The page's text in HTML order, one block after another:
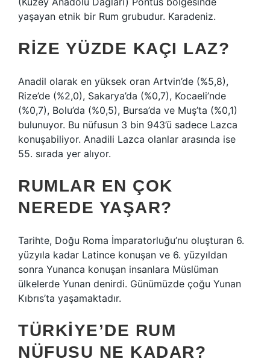
yaşayan etnik bir Rum grubudur. Karadeniz.
RIZE YÜZDE KAÇI LAZ?
Anadil olarak en yüksek oran Artvin’de (%5,8),
Rize’de (%2,0), Sakarya’da (%0,7), Kocaeli’nde
(%0,7), Bolu’da (%0,5), Bursa’da ve Muş’ta (%0,1)
bulunuyor. Bu nüfusun 3 bin 943’ü sadece Lazca
konuşabiliyor. Anadili Lazca olanlar arasında ise
55. sırada yer alıyor.
RUMLAR EN ÇOK
NEREDE YAŞAR?
Tarihte, Doğu Roma İmparatorluğu’nu oluşturan 6.
yüzyıla kadar Latince konuşan ve 6. yüzyıldan
sonra Yunanca konuşan insanlara Müslüman
ülkelerde Yunan denirdi. Günümüzde çoğu Yunan
Kıbrıs’ta yaşamaktadır.
TÜRKIYE’DE RUM
NÜFUSU NE KADAR?